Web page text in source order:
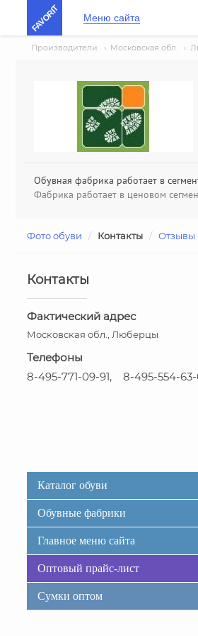
FAVORIT Меню сайта
Производители › Московская обл. ›
Обувная фабрика работает в
Фабрика работает в ценовом
Фото обуви / Контакты / Отзывы
Контакты
Фактический адрес
Московская обл., Люберцы
Телефоны
8-495-771-09-91, 8-495-554-
Каталог обуви
Обувные фабрики
Главное меню сайта
Оптовый прайс-лист
Сумки оптом